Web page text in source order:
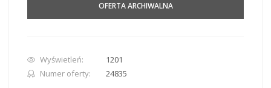
OFERTA ARCHIWALNA
Wyświetleń:
1201
Numer oferty:
24835